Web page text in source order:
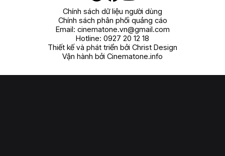
Chính sách dữ liệu người dùng
Chính sách phân phối quảng cáo
Email: cinematone.vn@gmail.com
Hotline: 0927 20 12 18
Thiết kế và phát triển bởi Christ Design
Vận hành bởi Cinematone.info